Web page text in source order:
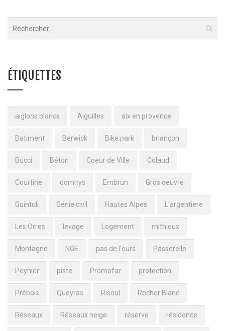
ÉTIQUETTES
aiglons blancs Aiguilles aix en provence
Batiment Berwick Bike park briançon
Bucci Béton Coeur de Ville Colaud
Courtine domitys Embrun Gros oeuvre
Guintoli Génie civil Hautes Alpes L'argentiere
Les Orres levage Logement mithieux
Montagne NGE pas de l'ours Passerelle
Peynier piste Promofar protection
Prébois Queyras Risoul Rocher Blanc
Réseaux Réseaux neige réserve résidence